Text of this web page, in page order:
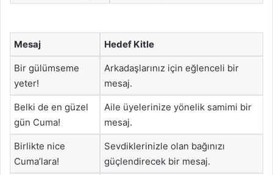
Mesaj Hedef Kitle
Bir gülümseme
yeter!
Arkadaşlarınız için eğlenceli bir
mesaj.
Belki de en güzel
gün Cuma!
Aile üyelerinize yönelik samimi bir
mesaj.
Birlikte nice
Cuma’lara!
Sevdiklerinizle olan bağınızı
güçlendirecek bir mesaj.